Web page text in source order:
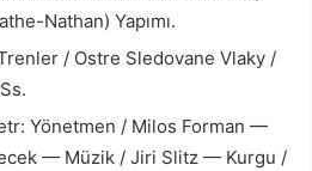
Nathan) Yapımı.
/ Ostre Sledovane Vlaky /
Yönetmen / Milos Forman —
— Müzik / Jiri Slitz — Kurgu /